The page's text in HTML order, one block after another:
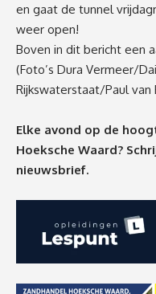
en gaat de tunnel
weer open!
Boven in dit bericht een
(Foto’s Dura Vermeer/
Rijkswaterstaat/Paul van
Elke avond op de
Hoeksche Waard?
nieuwsbrief.